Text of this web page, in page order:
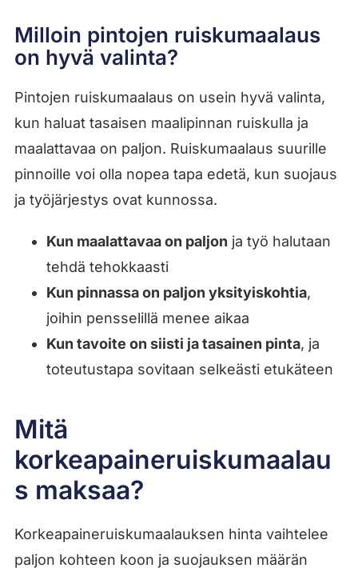
Milloin pintojen ruiskumaalaus
on hyvä valinta?
Pintojen ruiskumaalaus on usein hyvä valinta,
kun haluat tasaisen maalipinnan ruiskulla ja
maalattavaa on paljon. Ruiskumaalaus suurille
pinnoille voi olla nopea tapa edetä, kun suojaus
ja työjärjestys ovat kunnossa.
Kun maalattavaa on paljon ja työ halutaan
tehdä tehokkaasti
Kun pinnassa on paljon yksityiskohtia,
joihin pensselillä menee aikaa
Kun tavoite on siisti ja tasainen pinta, ja
toteutustapa sovitaan selkeästi etukäteen
Mitä
korkeapaineruiskumaalau
s maksaa?
Korkeapaineruiskumaalauksen hinta vaihtelee
paljon kohteen koon ja suojauksen määrän